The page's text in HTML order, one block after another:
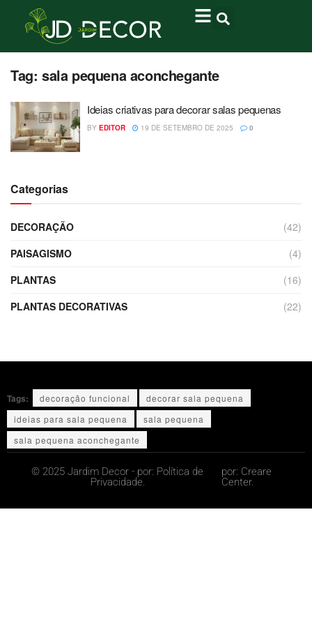
Tag: sala pequena aconchegante
Ideias criativas para decorar salas pequenas
BY EDITOR 19 DE SETEMBRO DE 2025 0
Categorias
DECORAÇÃO
(42)
PAISAGISMO
(4)
PLANTAS
(16)
PLANTAS DECORATIVAS
(22)
Tags: decoração funcional
decorar sala pequena
ideias para sala pequena
sala pequena
sala pequena aconchegante
© 2025 Jardim Decor - por: Política de
Privacidade.
por: Creare
Center.